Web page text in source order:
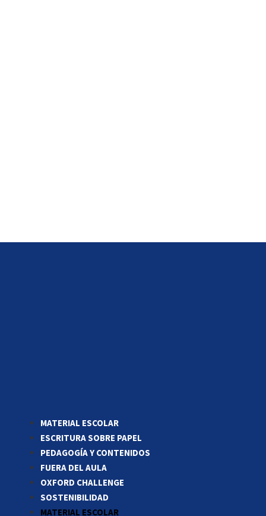
MATERIAL ESCOLAR
ESCRITURA SOBRE PAPEL
PEDAGOGÍA Y CONTENIDOS
FUERA DEL AULA
OXFORD CHALLENGE
SOSTENIBILIDAD
MATERIAL ESCOLAR